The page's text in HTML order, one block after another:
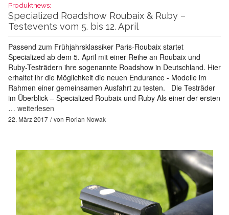
Produktnews:
Specialized Roadshow Roubaix & Ruby –
Testevents vom 5. bis 12. April
Passend zum Frühjahrsklassiker Paris-Roubaix startet
Specialized ab dem 5. April mit einer Reihe an Roubaix und
Ruby-Testrädern ihre sogenannte Roadshow in Deutschland. Hier
erhaltet ihr die Möglichkeit die neuen Endurance - Modelle im
Rahmen einer gemeinsamen Ausfahrt zu testen. Die Testräder
im Überblick – Specialized Roubaix und Ruby Als einer der ersten
… weiterlesen
22. März 2017 von Florian Nowak